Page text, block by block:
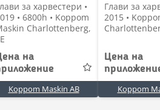
за харвестери •
• 6800h • Koppom
Charlottenberg,
на
Koppom Maskin AB
Глави за
2015 •
Цена на
Koppom